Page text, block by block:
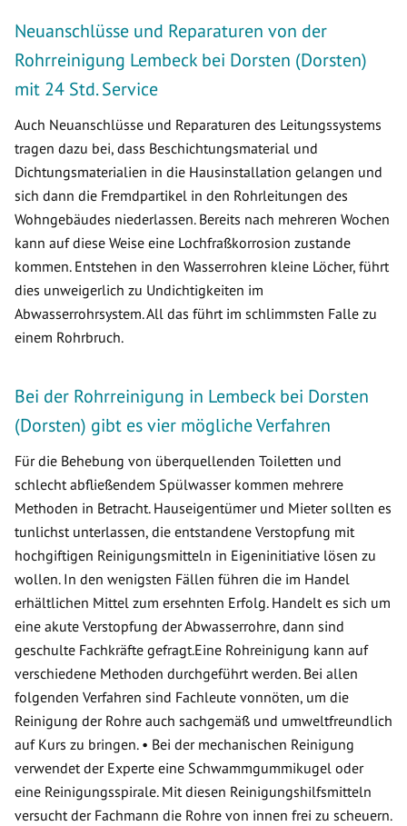
Neuanschlüsse und Reparaturen von der
Rohrreinigung Lembeck bei Dorsten (Dorsten)
mit 24 Std. Service
Auch Neuanschlüsse und Reparaturen des Leitungssystems
tragen dazu bei, dass Beschichtungsmaterial und
Dichtungsmaterialien in die Hausinstallation gelangen und
sich dann die Fremdpartikel in den Rohrleitungen des
Wohngebäudes niederlassen. Bereits nach mehreren Wochen
kann auf diese Weise eine Lochfraßkorrosion zustande
kommen. Entstehen in den Wasserrohren kleine Löcher, führt
dies unweigerlich zu Undichtigkeiten im
Abwasserrohrsystem. All das führt im schlimmsten Falle zu
einem Rohrbruch.
Bei der Rohrreinigung in Lembeck bei Dorsten
(Dorsten) gibt es vier mögliche Verfahren
Für die Behebung von überquellenden Toiletten und
schlecht abfließendem Spülwasser kommen mehrere
Methoden in Betracht. Hauseigentümer und Mieter sollten es
tunlichst unterlassen, die entstandene Verstopfung mit
hochgiftigen Reinigungsmitteln in Eigeninitiative lösen zu
wollen. In den wenigsten Fällen führen die im Handel
erhältlichen Mittel zum ersehnten Erfolg. Handelt es sich um
eine akute Verstopfung der Abwasserrohre, dann sind
geschulte Fachkräfte gefragt.Eine Rohreinigung kann auf
verschiedene Methoden durchgeführt werden. Bei allen
folgenden Verfahren sind Fachleute vonnöten, um die
Reinigung der Rohre auch sachgemäß und umweltfreundlich
auf Kurs zu bringen. • Bei der mechanischen Reinigung
verwendet der Experte eine Schwammgummikugel oder
eine Reinigungsspirale. Mit diesen Reinigungshilfsmitteln
versucht der Fachmann die Rohre von innen frei zu scheuern.